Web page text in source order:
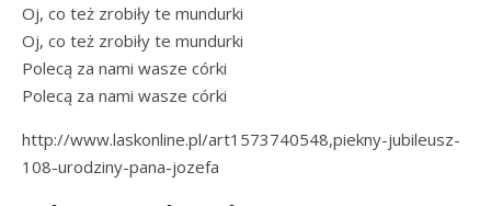
Oj, co też zrobiły te mundurki
Oj, co też zrobiły te mundurki
Polecą za nami wasze córki
Polecą za nami wasze córki
http://www.laskonline.pl/art1573740548,piekny-jubileusz-
108-urodziny-pana-jozefa